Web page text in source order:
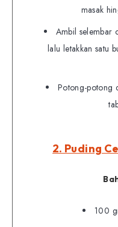
masak
Ambil selembar
lalu letakkan satu
Potong-potong
2. Puding
100